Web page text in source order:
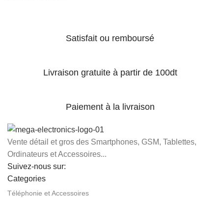
Satisfait ou remboursé
Livraison gratuite à partir de 100dt
Paiement à la livraison
Vente détail et gros des Smartphones, GSM, Tablettes,
Ordinateurs et Accessoires...
Suivez-nous sur:
Categories
Téléphonie et Accessoires